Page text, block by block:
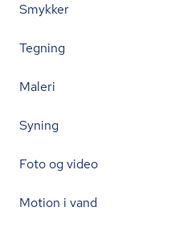
Smykker
Tegning
Maleri
Syning
Foto og video
Motion i vand